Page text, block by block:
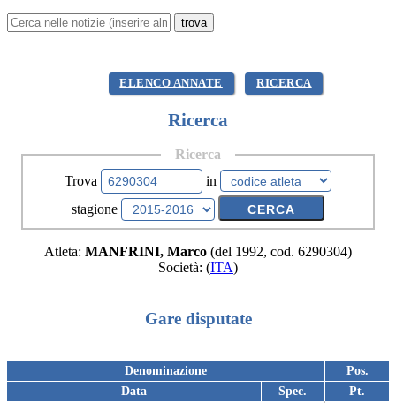
ELENCO ANNATE RICERCA
Ricerca
Ricerca
Trova
in
stagione
Atleta: MANFRINI, Marco (del 1992, cod. 6290304)
Società: (ITA)
Gare disputate
Data
Denominazione
Spec.
Pos.
Pt.